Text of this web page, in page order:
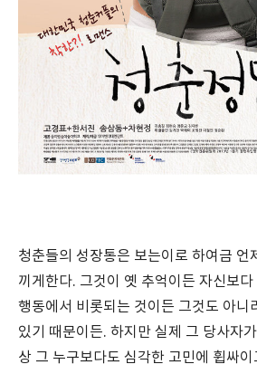
청춘들의 성장통은 보는이로 하여금 언
끼게한다. 그것이 옛 추억이든 자신보
행동에서 비롯되는 것이든 그것도 아니
있기 때문이든. 하지만 실제 그 당사자
상 그 누구보다도 심각한 고민에 휩싸